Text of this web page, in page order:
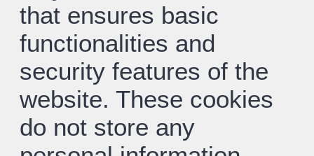
that ensures basic
functionalities and
security features of the
website. These cookies
do not store any